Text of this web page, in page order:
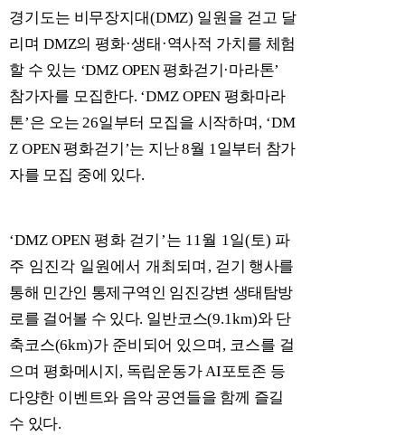
경기도는 비무장지대(DMZ) 일원을 걷고 달
리며 DMZ의 평화·생태 ·역사적 가치를 체험
할 수 있는 ‘DMZ OPEN 평화걷기 ·마라톤’
참가자를 모집한다. ‘DMZ OPEN 평화마라
톤’은 오는26일부터 모집을 시작하며 , ‘DM
Z OPEN 평화걷기 ’는 지난8월 1일부터 참가
자를 모집 중에 있다.
‘DMZ OPEN 평화 걷기 ’는 11 월 1 일( 토) 파
주 임진각 일원에서 개최되며 , 걷기 행사를
통해 민간인 통제구역인 임진강변 생태탐방
로를 걸어볼 수 있다. 일반코스(9.1km)와 단
축코스(6km)가 준비되어 있으며 , 코스를 걸
으며 평화메시 지 , 독립운동가 AI포토존 등
다양한 이벤트와 음악 공연들을 함께 즐길
수 있다.